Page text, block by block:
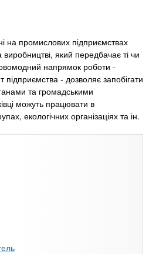
на промислових підприємствах
який передбачає ті чи
напрямок роботи -
підприємства - дозволяє запобігати
та громадськими
можуть працювати в
екологічних організаціях та ін.